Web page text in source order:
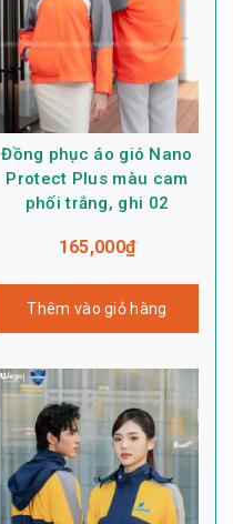
Đồng phục áo gió Nano
Protect Plus màu cam
phối trắng, ghi 02
165,000₫
Thêm vào giỏ hàng